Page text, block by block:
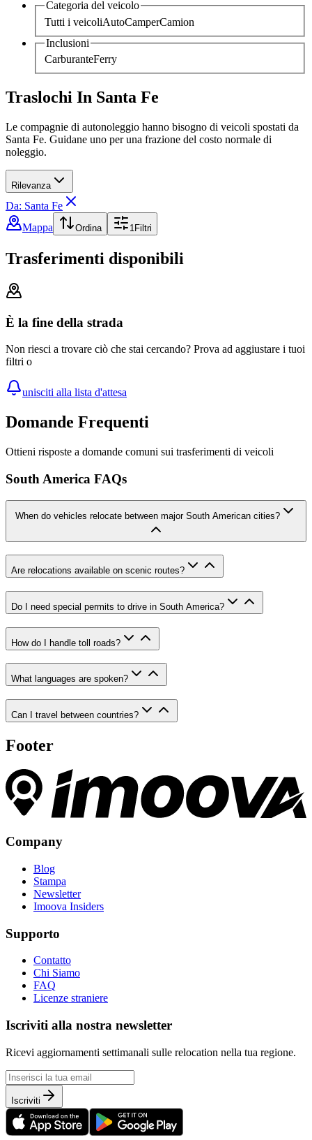
Categoria del veicolo
Tutti i veicoliAutoCamperCamion
Inclusioni
CarburanteFerry
Traslochi In Santa Fe
Le compagnie di autonoleggio hanno bisogno di veicoli spostati da
Santa Fe. Guidane uno per una frazione del costo normale di
noleggio.
Rilevanza
Da: Santa Fe
Mappa
Ordina 1Filtri
Trasferimenti disponibili
È la fine della strada
Non riesci a trovare ciò che stai cercando? Prova ad aggiustare i tuoi
filtri o
unisciti alla lista d'attesa
Domande Frequenti
Ottieni risposte a domande comuni sui trasferimenti di veicoli
South America FAQs
When do vehicles relocate between major South American cities?
Are relocations available on scenic routes?
Do I need special permits to drive in South America?
How do I handle toll roads?
What languages are spoken?
Can I travel between countries?
Footer
Company
Blog
Stampa
Newsletter
Imoova Insiders
Supporto
Contatto
Chi Siamo
FAQ
Licenze straniere
Iscriviti alla nostra newsletter
Ricevi aggiornamenti settimanali sulle relocation nella tua regione.
Iscriviti